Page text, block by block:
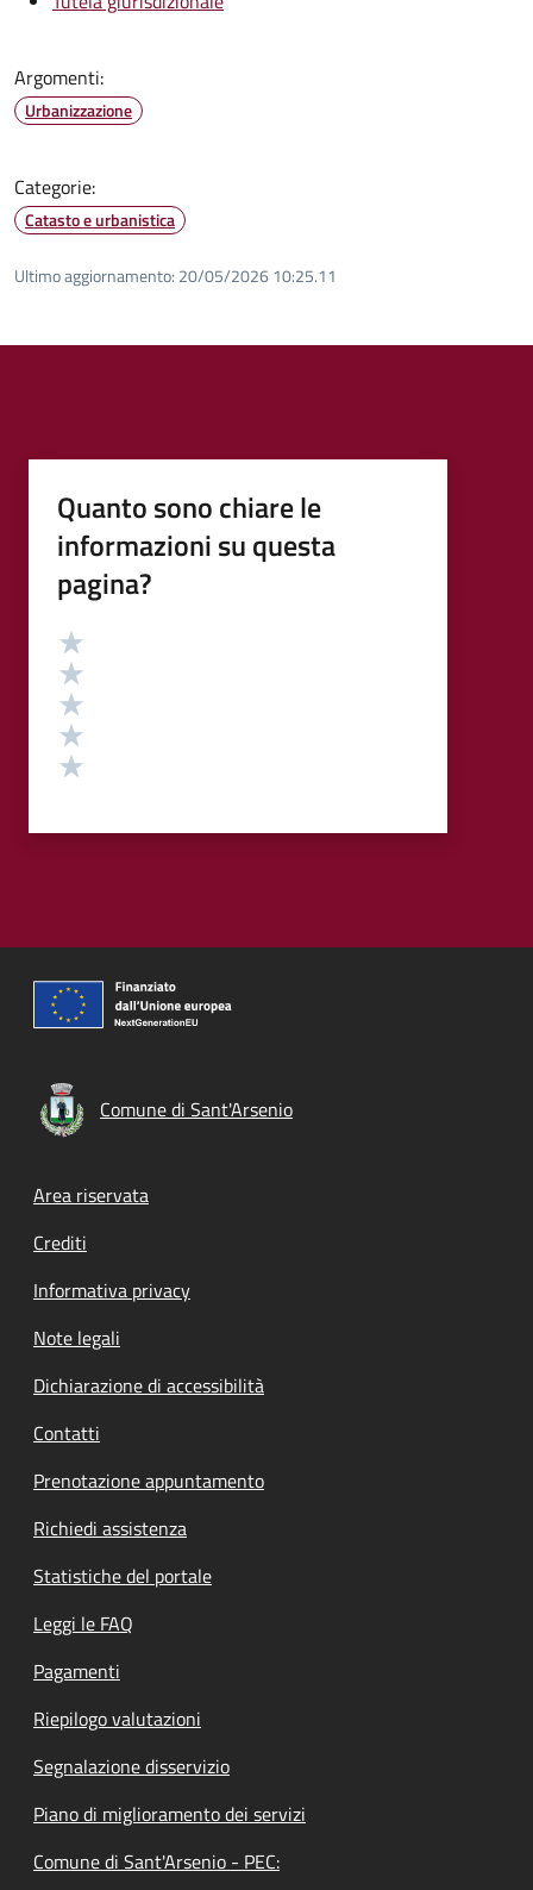
Argomenti:
Urbanizzazione
Categorie:
Catasto e urbanistica
Ultimo aggiornamento: 20/05/2026 10:25.11
Quanto sono chiare le
informazioni su questa
pagina?
Valutazione
Comune di Sant'Arsenio
Footer menu
Area riservata
Crediti
Informativa privacy
Note legali
Dichiarazione di accessibilità
Contatti
Prenotazione appuntamento
Richiedi assistenza
Statistiche del portale
Leggi le FAQ
Pagamenti
Riepilogo valutazioni
Segnalazione disservizio
Piano di miglioramento dei servizi
Comune di Sant'Arsenio - PEC: